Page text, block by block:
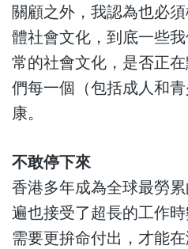
關顧之外，我認為也必
體社會文化，到底一些
常的社會文化，是否正
們每一個（包括成人和
康。
不敢停下來
香港多年成為全球最勞
遍也接受了超長的工作
需要更拚命付出，才能